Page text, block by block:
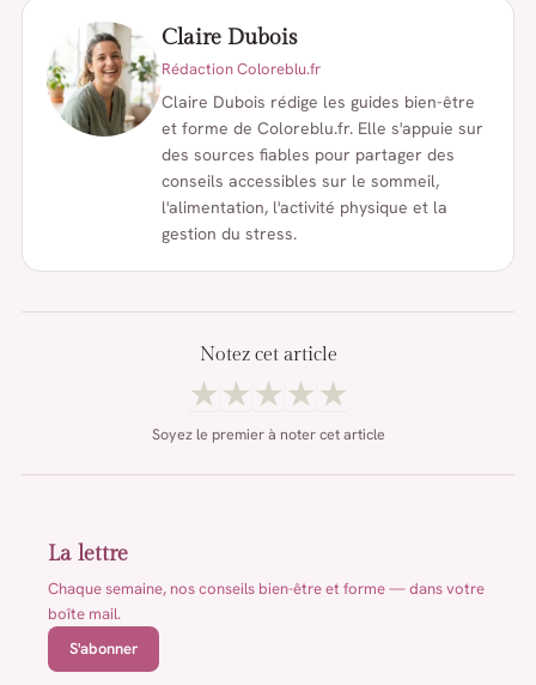
Claire Dubois
Rédaction Coloreblu.fr
Claire Dubois rédige les guides bien-être
et forme de Coloreblu.fr. Elle s'appuie sur
des sources fiables pour partager des
conseils accessibles sur le sommeil,
l'alimentation, l'activité physique et la
gestion du stress.
Notez cet article
★★★★★
Soyez le premier à noter cet article
La lettre
Chaque semaine, nos conseils bien-être et forme — dans votre
boîte mail.
S'abonner